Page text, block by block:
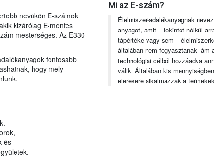
nevükön E-számok
kizárólag E-mentes
mesterséges. Az E330
fontosabb
hogy mely
és
Mi az E-szám?
Élelmiszer-adalékanyagnak
anyagot, amit – tekintet nélkül
tápértéke vagy sem –
általában nem fogyasztanak, ám
technológiai célból hozzáadva
válik. Általában kis
elérésére alkalmazzák a